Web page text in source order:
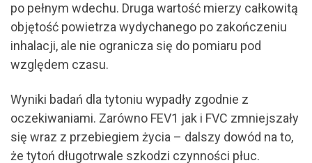
po pełnym wdechu. Druga wartość mierzy całkowitą
objętość powietrza wydychanego po zakończeniu
inhalacji, ale nie ogranicza się do pomiaru pod
względem czasu.
Wyniki badań dla tytoniu wypadły zgodnie z
oczekiwaniami. Zarówno FEV1 jak i FVC zmniejszały
się wraz z przebiegiem życia – dalszy dowód na to,
że tytoń długotrwale szkodzi czynności płuc.